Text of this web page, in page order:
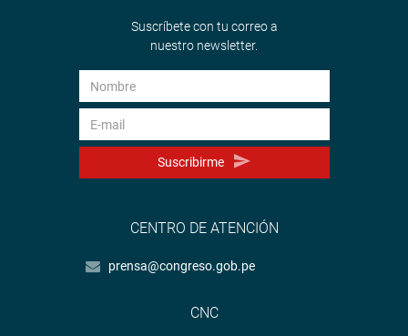
Suscríbete con tu correo a
nuestro newsletter.
Suscribirme
CENTRO DE ATENCIÓN
prensa@congreso.gob.pe
CNC